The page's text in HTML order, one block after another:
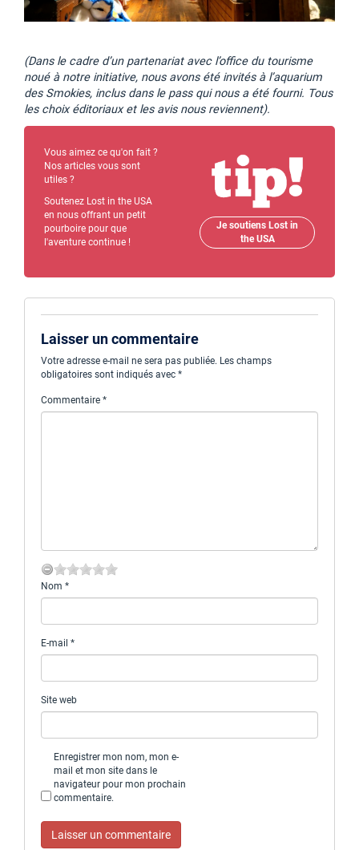
(Dans le cadre d’un partenariat avec l’office du tourisme
noué à notre initiative, nous avons été invités à l’aquarium
des Smokies, inclus dans le pass qui nous a été fourni. Tous
les choix éditoriaux et les avis nous reviennent).
Vous aimez ce qu'on fait ?
Nos articles vous sont
utiles ?
Soutenez Lost in the USA
en nous offrant un petit
pourboire pour que
l'aventure continue !
Je soutiens Lost in
the USA
Laisser un commentaire
Votre adresse e-mail ne sera pas publiée. Les champs
obligatoires sont indiqués avec *
Commentaire *
Nom *
E-mail *
Site web
Enregistrer mon nom, mon e-
mail et mon site dans le
navigateur pour mon prochain
commentaire.